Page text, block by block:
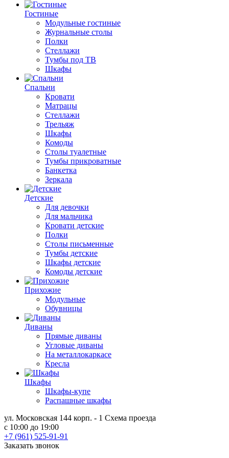
Гостиные
Модульные гостиные
Журнальные столы
Полки
Стеллажи
Тумбы под ТВ
Шкафы
Спальни
Кровати
Матрацы
Стеллажи
Трельяж
Шкафы
Комоды
Столы туалетные
Тумбы прикроватные
Банкетка
Зеркала
Детские
Для девочки
Для мальчика
Кровати детские
Полки
Столы письменные
Тумбы детские
Шкафы детские
Комоды детские
Прихожие
Модульные
Обувницы
Диваны
Прямые диваны
Угловые диваны
На металлокаркасе
Кресла
Шкафы
Шкафы-купе
Распашные шкафы
ул. Московская 144 корп. - 1 Схема проезда
с 10:00 до 19:00
+7 (961) 525-91-91
Заказать звонок